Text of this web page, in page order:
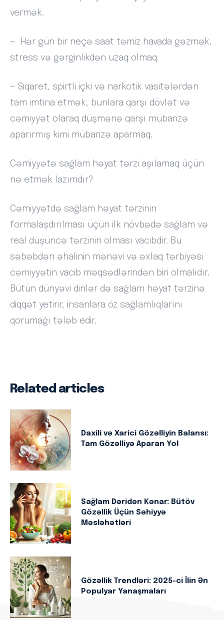
vermək.
— Hər gün bir neçə saat təmiz havada gəzmək,
stress və gərginlikdən uzaq olmaq.
— Siqaret, spirtli içki və narkotik vasitələrdən
tam imtina etmək, bunlara qarşı dövlət və
cəmiyyət olaraq düşmənə qarşı mübarizə
aparırmış kimi mübarizə aparmaq.
Cəmiyyətə sağlam həyat tərzi aşılamaq üçün
nə etmək lazımdır?
Cəmiyyətdə sağlam həyat tərzinin
formalaşdırılması üçün ilk növbədə sağlam və
real düşüncə tərzinin olması vacibdir. Bu
səbəbdən əhalinin mənəvi və əxlaq tərbiyəsi
cəmiyyətin vacib məqsədlərindən biri olmalıdır.
Bütün dünyəvi dinlər də sağlam həyat tərzinə
diqqət yetirir, insanlara öz sağlamlıqlarını
qorumağı tələb edir.
Related articles
Daxili və Xarici Gözəlliyin Balansı:
Tam Gözəlliyə Aparan Yol
Sağlam Dəridən Kənar: Bütöv
Gözəllik Üçün Səhiyyə
Məsləhətləri
Gözəllik Trendləri: 2025-ci İlin Ən
Populyar Yanaşmaları